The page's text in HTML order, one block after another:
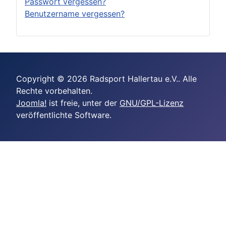
Benutzername vergessen?
Copyright © 2026 Radsport Hallertau e.V.. Alle
Rechte vorbehalten.
Joomla! ist freie, unter der GNU/GPL-Lizenz
veröffentlichte Software.